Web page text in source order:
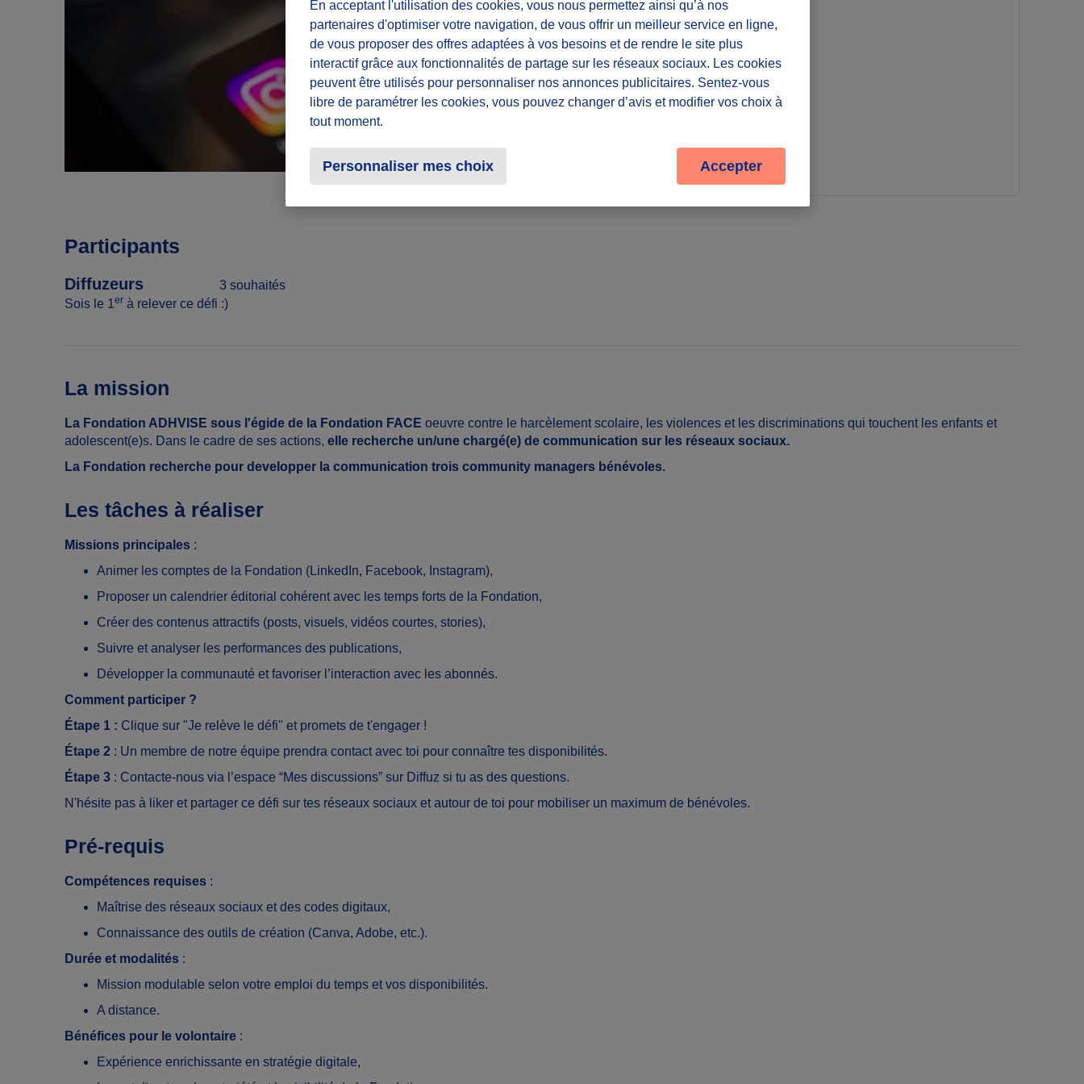
Lieu
Depuis chez soi
Participants
Diffuzeurs
3 souhaités
Sois le 1er à relever ce défi :)
La mission
La Fondation ADHVISE sous l'égide de la Fondation FACE oeuvre contre le harcèlement scolaire, les violences et les discriminations qui touchent les enfants et
adolescent(e)s. Dans le cadre de ses actions, elle recherche un/une chargé(e) de communication sur les réseaux sociaux.
La Fondation recherche pour developper la communication trois community managers bénévoles.
Les tâches à réaliser
Missions principales :
Animer les comptes de la Fondation (LinkedIn, Facebook, Instagram),
Proposer un calendrier éditorial cohérent avec les temps forts de la Fondation,
Créer des contenus attractifs (posts, visuels, vidéos courtes, stories),
Suivre et analyser les performances des publications,
Développer la communauté et favoriser l’interaction avec les abonnés.
Comment participer ?
Étape 1 : Clique sur "Je relève le défi" et promets de t'engager !
Étape 2 : Un membre de notre équipe prendra contact avec toi pour connaître tes disponibilités.
Étape 3 : Contacte-nous via l’espace “Mes discussions” sur Diffuz si tu as des questions.
N'hésite pas à liker et partager ce défi sur tes réseaux sociaux et autour de toi pour mobiliser un maximum de bénévoles.
Pré-requis
Compétences requises :
Maîtrise des réseaux sociaux et des codes digitaux,
Connaissance des outils de création (Canva, Adobe, etc.).
Durée et modalités :
Mission modulable selon votre emploi du temps et vos disponibilités.
A distance.
Bénéfices pour le volontaire :
Expérience enrichissante en stratégie digitale,
En acceptant l'utilisation des cookies, vous nous permettez ainsi qu’à nos
partenaires d'optimiser votre navigation, de vous offrir un meilleur service en ligne,
de vous proposer des offres adaptées à vos besoins et de rendre le site plus
interactif grâce aux fonctionnalités de partage sur les réseaux sociaux. Les cookies
peuvent être utilisés pour personnaliser nos annonces publicitaires. Sentez-vous
libre de paramétrer les cookies, vous pouvez changer d’avis et modifier vos choix à
tout moment.
Personnaliser mes choix Accepter